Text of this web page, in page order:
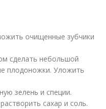
очищенные зубчики
сделать небольшой
плодоножки. Уложить
зелень и специи.
сахар и соль.